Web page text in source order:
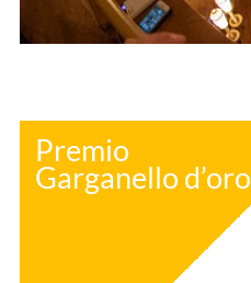
Premio
Garganello d’oro